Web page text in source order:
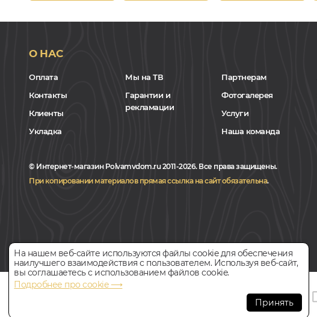
О НАС
Оплата
Контакты
Клиенты
Укладка
Мы на ТВ
Гарантии и
рекламации
Партнерам
Фотогалерея
Услуги
Наша команда
© Интернет-магазин Polvamvdom.ru 2011-2026. Все права защищены.
При копировании материалов прямая ссылка на сайт обязательна.
На нашем веб-сайте используются файлы cookie для обеспечения
наилучшего взаимодействия с пользователем. Используя веб-сайт,
вы соглашаетесь с использованием файлов cookie.
Подробнее про cookie ⟶
Принять